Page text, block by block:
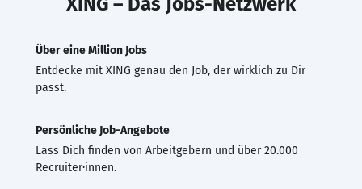
Über eine Million Jobs
Entdecke mit XING genau den Job, der wirklich zu Dir
passt.
Persönliche Job-Angebote
Lass Dich finden von Arbeitgebern und über 20.000
Recruiter·innen.